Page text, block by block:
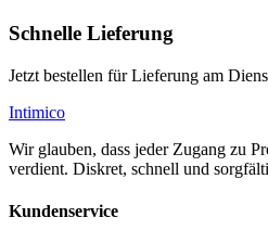
Schnelle Lieferung
Jetzt bestellen für Lieferung am
Intimico
Wir glauben, dass jeder Zugang zu
verdient. Diskret, schnell und
Kundenservice